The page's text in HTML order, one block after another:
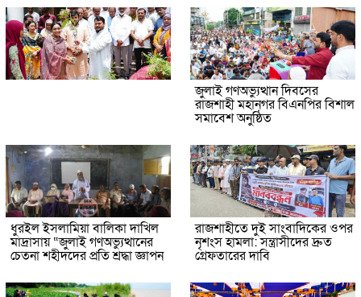
জুলাই গণঅভ্যুত্থান দিবসের
রাজশাহী মহানগর বিএনপির বিশাল
সমাবেশ অনুষ্ঠিত
ধুরইল ইসলামিয়া বালিকা দাখিল
মাদ্রাসায় “জুলাই গণঅভ্যুত্থানের
চেতনা শহীদদের প্রতি শ্রদ্ধা জ্ঞাপন
রাজশাহীতে দুই সাংবাদিকের ওপর
নৃশংস হামলা: সন্ত্রাসীদের দ্রুত
গ্রেফতারের দাবি